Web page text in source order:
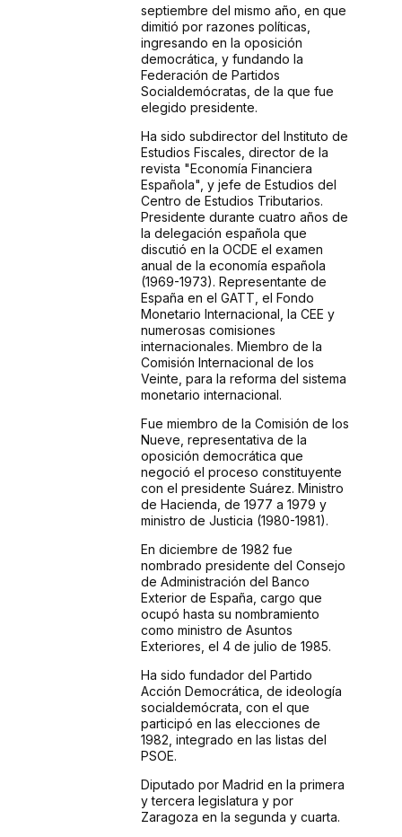
septiembre del mismo año, en que
dimitió por razones políticas,
ingresando en la oposición
democrática, y fundando la
Federación de Partidos
Socialdemócratas, de la que fue
elegido presidente.
Ha sido subdirector del Instituto de
Estudios Fiscales, director de la
revista "Economía Financiera
Española", y jefe de Estudios del
Centro de Estudios Tributarios.
Presidente durante cuatro años de
la delegación española que
discutió en la OCDE el examen
anual de la economía española
(1969-1973). Representante de
España en el GATT, el Fondo
Monetario Internacional, la CEE y
numerosas comisiones
internacionales. Miembro de la
Comisión Internacional de los
Veinte, para la reforma del sistema
monetario internacional.
Fue miembro de la Comisión de los
Nueve, representativa de la
oposición democrática que
negoció el proceso constituyente
con el presidente Suárez. Ministro
de Hacienda, de 1977 a 1979 y
ministro de Justicia (1980-1981).
En diciembre de 1982 fue
nombrado presidente del Consejo
de Administración del Banco
Exterior de España, cargo que
ocupó hasta su nombramiento
como ministro de Asuntos
Exteriores, el 4 de julio de 1985.
Ha sido fundador del Partido
Acción Democrática, de ideología
socialdemócrata, con el que
participó en las elecciones de
1982, integrado en las listas del
PSOE.
Diputado por Madrid en la primera
y tercera legislatura y por
Zaragoza en la segunda y cuarta.